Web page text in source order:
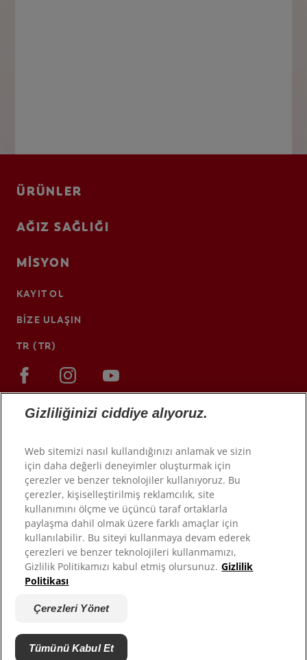
ÜRÜNLER
AĞIZ SAĞLIĞI
MISYON
KAYIT OL
BIZE ULAŞIN
TR (TR)
© 2026 Colgate-Palmolive Company. Tüm hakları saklıdır.
Kullanım Koşulları
Gizlilik Politikası
Veri Haklarımı Yönet
Satış Koşulları
Bilgi Güvenliği Politikamızı Okuyun
Gizliliğinizi ciddiye alıyoruz.
Web sitemizi nasıl kullandığınızı anlamak ve sizin
için daha değerli deneyimler oluşturmak için
çerezler ve benzer teknolojiler kullanıyoruz. Bu
çerezler, kişiselleştirilmiş reklamcılık, site
kullanımını ölçme ve üçüncü taraf ortaklarla
paylaşma dahil olmak üzere farklı amaçlar için
kullanılabilir. Bu siteyi kullanmaya devam ederek
çerezleri ve benzer teknolojileri kullanmamızı,
Gizlilik Politikamızı kabul etmiş olursunuz. Gizlilik
Politikası
Çerezleri Yönet
Tümünü Kabul Et